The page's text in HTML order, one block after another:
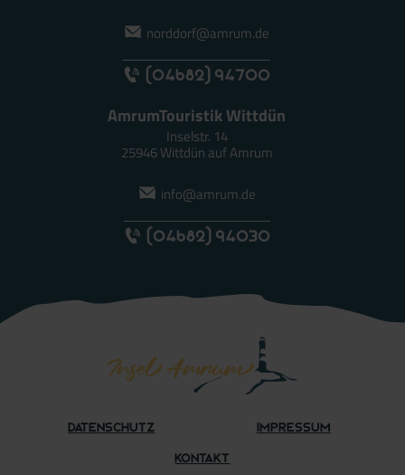
norddorf@amrum.de
(04682) 94700
AmrumTouristik Wittdün
Inselstr. 14
25946 Wittdün auf Amrum
info@amrum.de
(04682) 94030
Datenschutz
Impressum
Kontakt